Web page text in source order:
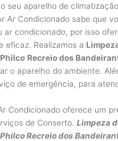
seu aparelho de
Ar Condicionado sabe que
ar condicionado, por isso
eficaz. Realizamos a
Recreio dos
o aparelho do ambiente.
de emergência, para
Condicionado oferece um
de Conserto. Limpeza
Recreio dos